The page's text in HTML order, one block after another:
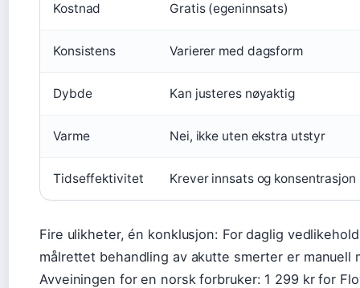
Kostnad Gratis (egeninnsats)
Konsistens Varierer med dagsform
Dybde Kan justeres nøyaktig
Varme Nei, ikke uten ekstra utstyr
Tidseffektivitet Krever innsats og konsentrasjon
Fire ulikheter, én konklusjon: For daglig
målrettet behandling av akutte smerter er manuell
Avveiningen for en norsk forbruker: 1 299 kr for